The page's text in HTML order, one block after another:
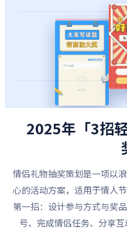
2025年「3招
情侣礼物抽奖策划是一项以
心的活动方案，适用于情人
第一招：设计参与方式与奖
号、完成情侣任务、分享